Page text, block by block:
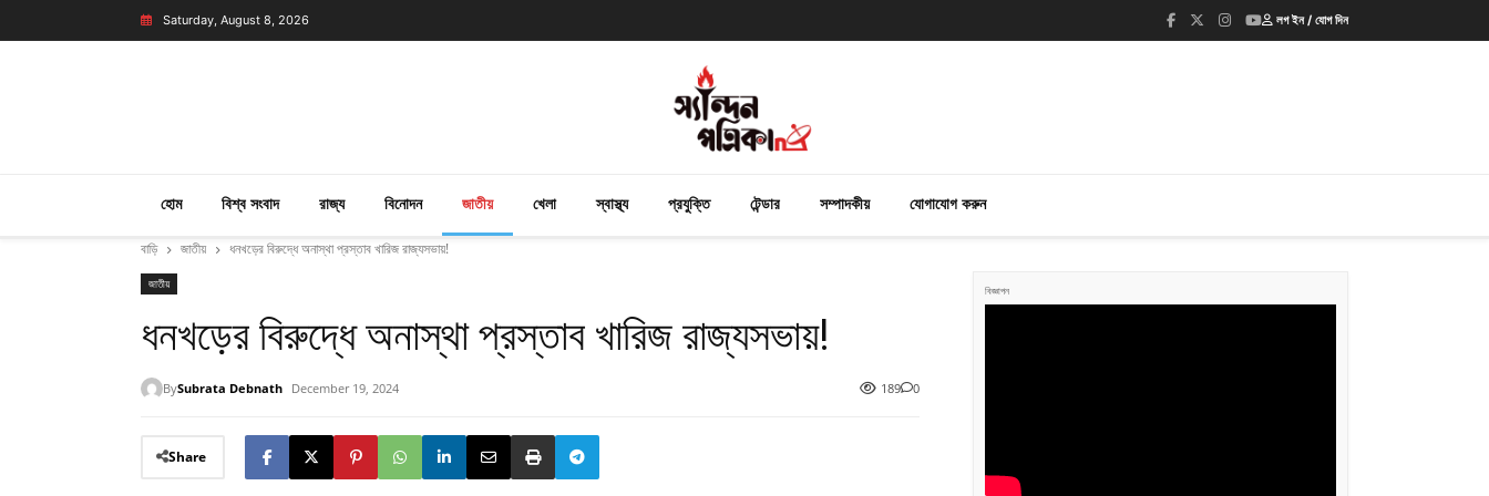
Saturday, August 8, 2026 লগ ইন / যোগ দিন
হোম বিশ্ব সংবাদ রাজ্য বিনোদন জাতীয় খেলা স্বাস্থ্য প্রযুক্তি টেন্ডার সম্পাদকীয় যোগাযোগ করুন
বাড়ি জাতীয় ধনখড়ের বিরুদ্ধে অনাস্থা প্রস্তাব খারিজ রাজ্যসভায়!
জাতীয়
ধনখড়ের বিরুদ্ধে অনাস্থা প্রস্তাব খারিজ রাজ্যসভায়!
BySubrata Debnath December 19, 2024 189 0
Share
বিজ্ঞাপন